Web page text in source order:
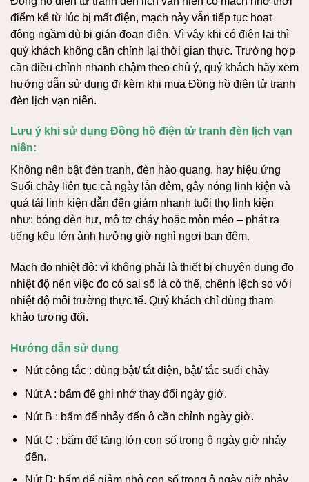
điểm kể từ lúc bị mất điện, mạch này vẫn tiếp tục hoạt
động ngầm dù bị gián đoạn điện. Vì vậy khi có điện lại thì
quý khách không cần chỉnh lại thời gian thực. Trường hợp
cần điều chỉnh nhanh chậm theo chủ ý, quý khách hãy xem
hướng dẫn sử dụng đi kèm khi mua Đồng hồ điện tử tranh
đèn lịch vạn niên.
Lưu ý khi sử dụng Đồng hồ điện tử tranh đèn lịch vạn
niên:
Không nên bật đèn tranh, đèn hào quang, hay hiệu ứng
Suối chảy liên tục cả ngày lẫn đêm, gây nóng linh kiện và
quá tải linh kiện dẫn đến giảm nhanh tuổi thọ linh kiện
như: bóng đèn hư, mô tơ cháy hoặc mòn méo – phát ra
tiếng kêu lớn ảnh hưởng giờ nghỉ ngơi ban đêm.
Mạch đo nhiệt độ: vì không phải là thiết bị chuyên dụng đo
nhiệt độ nên việc đo có sai số là có thể, chênh lệch so với
nhiệt độ môi trường thực tế. Quý khách chỉ dùng tham
khảo tương đối.
Hướng dẫn sử dụng
Nút công tắc : dùng bật/ tắt điện, bật/ tắc suối chảy
Nút A : bấm để ghi nhớ thay đổi ngày giờ.
Nút B : bấm để nhảy đến ô cần chỉnh ngày giờ.
Nút C : bấm để tăng lớn con số trong ô ngày giờ nhảy
đến.